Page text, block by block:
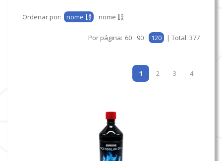
Ordenar por: nome nome
Por página: 60 90 120 | Total: 377
1 2 3 4